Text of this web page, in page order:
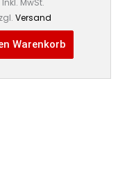
Inkl. MwSt.
Versand
Warenkorb